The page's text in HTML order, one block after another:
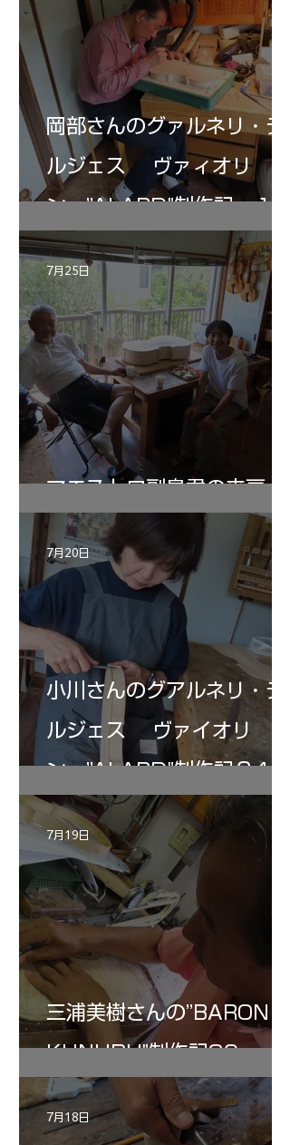
岡部さんのグァルネリ・デ
ルジェス ヴァィオリ
ン ”ALARD"制作記 １2
マエストロ副島君の来房
7月25日
小川さんのグアルネリ・デ
ルジェス ヴァイオリ
ン ”ALARD"制作記３4
7月20日
三浦美樹さんの”BARON・
KUNUPU"制作記30
7月19日
7月18日